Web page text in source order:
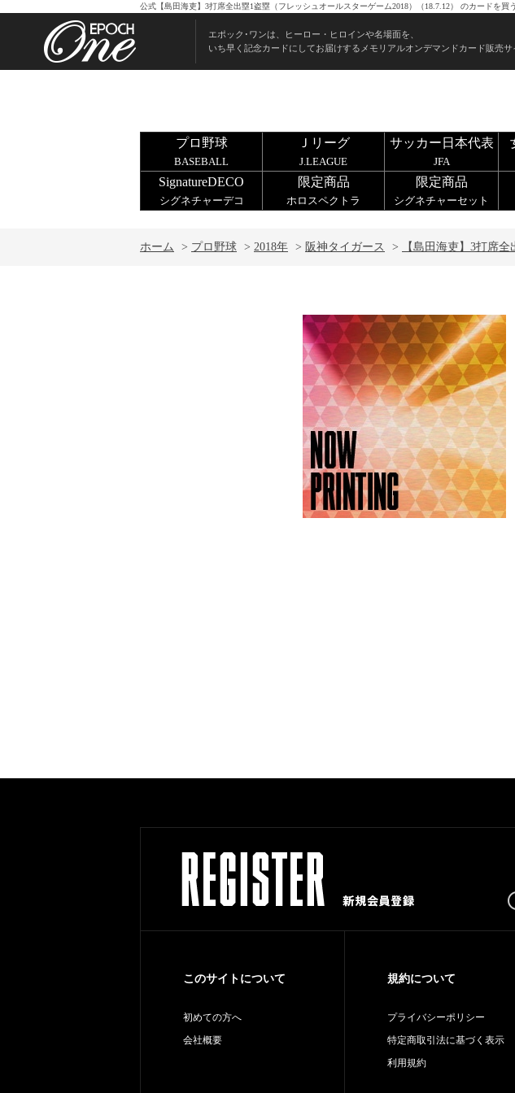
公式【島田海吏】3打席全出塁1盗塁（フレッシュオールスターゲーム2018）（18.7.12） のカードを買
エポック･ワンは、ヒーロー・ヒロインや名場面を、
いち早く記念カードにしてお届けするメモリアルオンデマンドカード販売サ
プロ野球
BASEBALL
Ｊリーグ
J.LEAGUE
サッカー日本代表
JFA
SignatureDECO
シグネチャーデコ
限定商品
ホロスペクトラ
限定商品
シグネチャーセット
ホーム > プロ野球 > 2018年 > 阪神タイガース > 【島田海吏】3打席
このサイトについて
初めての方へ
会社概要
規約について
プライバシーポリシー
特定商取引法に基づく表示
利用規約